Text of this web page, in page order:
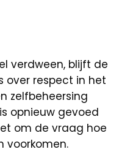
verdween, blijft de
over respect in het
zelfbeheersing
opnieuw gevoed
om de vraag hoe
voorkomen.